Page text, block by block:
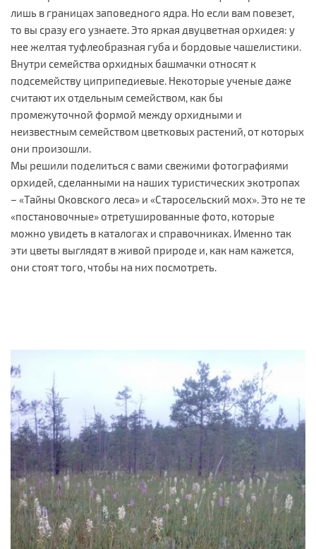
лишь в границах заповедного ядра. Но если вам повезет,
то вы сразу его узнаете. Это яркая двуцветная орхидея: у
нее желтая туфлеобразная губа и бордовые чашелистики.
Внутри семейства орхидных башмачки относят к
подсемейству циприпедиевые. Некоторые ученые даже
считают их отдельным семейством, как бы
промежуточной формой между орхидными и
неизвестным семейством цветковых растений, от которых
они произошли.
Мы решили поделиться с вами свежими фотографиями
орхидей, сделанными на наших туристических экотропах
– «Тайны Оковского леса» и «Старосельский мох». Это не те
«постановочные» отретушированные фото, которые
можно увидеть в каталогах и справочниках. Именно так
эти цветы выглядят в живой природе и, как нам кажется,
они стоят того, чтобы на них посмотреть.